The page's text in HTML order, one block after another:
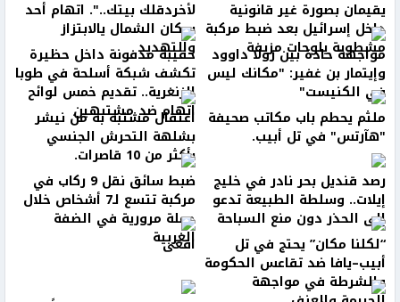
يقيمان بصورة غير قانونية
داخل إسرائيل بعد ضبط مركبة
مشطوبة بلوحات مزيفة
لأخردقلك بيتك..". اتهام أحد
سكان الشمال يالابتزاز
والتهديد مواجهة حادة بين رولا داوود
وإيتمار بن غفير: "مكانك ليس
في الكنيست"
حقيبة مدفونة داخل حظيرة
تكشف شبكة أسلحة في طوبا
الزنغرية.. تقديم خمس لوائح
اتهام ضد مشتبهين ملثم يحطم باب مكاتب صحيفة
"هآرتس" في تل أبيب.
اعتقال مشتبه به من نيشر
بشلهة التحرش الجنسي
بأكثر من 10 قاصرات.
رصد قنديل بحر نادر في خليج
إيلات.. وسلطة الطبيعة تدعو
إلى الحذر دون منع السباحة
ضبط سائق نقل 9 ركاب في
مركبة تتسع لـ7 أشخاص خلال
حملة مرورية في الضفة
الغربية “لكلنا مكان” يحتج في تل
أبيب–يافا ضد تقاعس الحكومة
والشرطة في مواجهة
افعى